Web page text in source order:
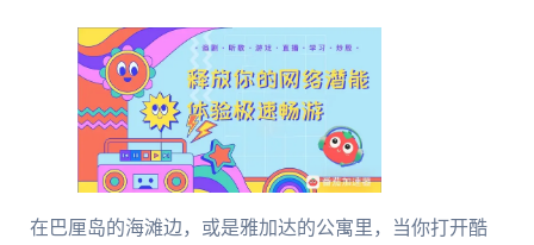
在巴厘岛的海滩边，或是雅加达的公寓里，当你打开酷